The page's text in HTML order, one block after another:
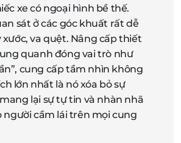
xe có ngoại hình bề thế.
sát ở các góc khuất rất dễ
va quệt. Nâng cấp thiết
quanh đóng vai trò như
cung cấp tầm nhìn không
lớn nhất là nó xóa bỏ sự
lại sự tự tin và nhàn nhã
người cầm lái trên mọi cung